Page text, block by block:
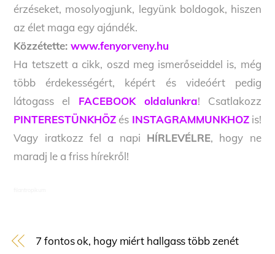
érzéseket, mosolyogjunk, legyünk boldogok, hiszen
az élet maga egy ajándék.
Közzétette:www.fenyorveny.hu
Ha tetszett a cikk, oszd meg ismerőseiddel is, még
több érdekességért, képért és videóért pedig
látogass el FACEBOOK oldalunkra! Csatlakozz
PINTERESTÜNKHÖZ és INSTAGRAMMUNKHOZis!
Vagy iratkozz fel a napi HÍRLEVÉLRE, hogy ne
maradj le a friss hírekről!
7 fontos ok, hogy miért hallgass több zenét